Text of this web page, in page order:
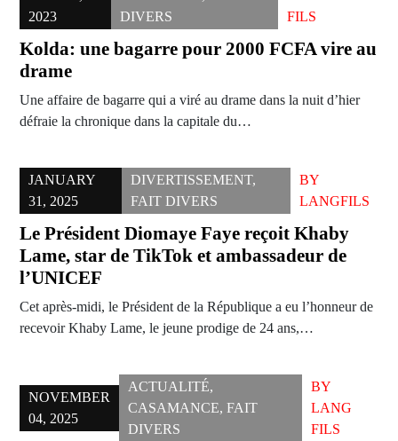
2023
DIVERS
FILS
Kolda: une bagarre pour 2000 FCFA vire au
drame
Une affaire de bagarre qui a viré au drame dans la nuit d’hier
défraie la chronique dans la capitale du…
JANUARY
31, 2025
DIVERTISSEMENT,
FAIT DIVERS
BY
LANGFILS
Le Président Diomaye Faye reçoit Khaby
Lame, star de TikTok et ambassadeur de
l’UNICEF
Cet après-midi, le Président de la République a eu l’honneur de
recevoir Khaby Lame, le jeune prodige de 24 ans,…
NOVEMBER
04, 2025
ACTUALITÉ,
CASAMANCE, FAIT
DIVERS
BY
LANG
FILS